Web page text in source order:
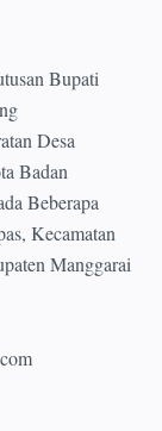
Bupati
Desa
Badan
Beberapa
Kecamatan
Manggarai